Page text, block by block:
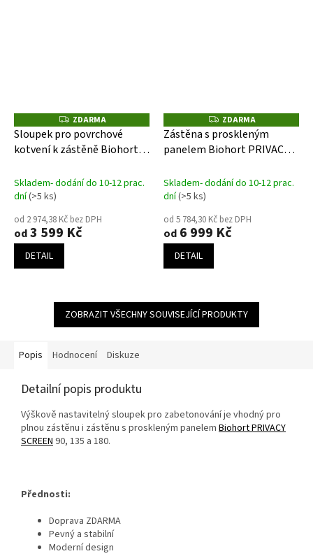
Z
D
A
R
ZDARMA
Sloupek pro povrchové
kotvení k zástěně Biohort
šedý
Skladem- dodání do 10-12 prac.
dní(>5 ks)
od 2 974,38 Kč bez DPH
od3 599 Kč
DETAIL
Z
D
A
R
ZDARMA
Zástěna s proskleným
panelem Biohort PRIVACY
šedá- různé šířky
Skladem- dodání do 10-12 prac.
dní(>5 ks)
od 5 784,30 Kč bez DPH
od 6 999 Kč
DETAIL
ZOBRAZIT VŠECHNY SOUVISEJÍCÍ PRODUKTY
Popis Hodnocení Diskuze
Detailní popis produktu
Výškově nastavitelný sloupek pro zabetonování je vhodný pro
plnou zástěnu i zástěnu s proskleným panelem Biohort PRIVACY
SCREEN 90, 135 a 180.
Přednosti:
Doprava ZDARMA
Pevný a stabilní
Moderní design